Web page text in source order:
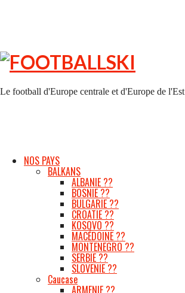
FOOTBALLSKI
Le football d'Europe centrale et d'Europe de l'Est
NOS PAYS
BALKANS
ALBANIE ??
BOSNIE ??
BULGARIE ??
CROATIE ??
KOSOVO ??
MACÉDOINE ??
MONTENEGRO ??
SERBIE ??
SLOVENIE ??
Caucase
ARMENIE ??